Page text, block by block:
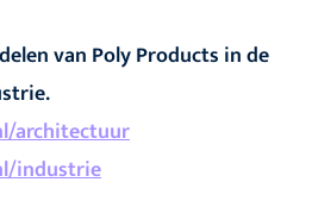
van Poly Products in de
architectuur
industrie